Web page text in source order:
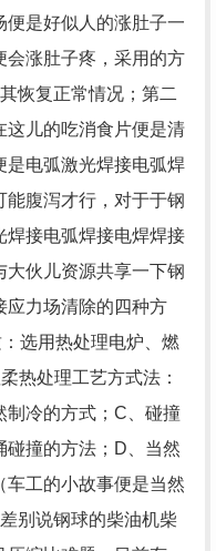
便是好似人的涨肚子一
会涨肚子疼，采用的方
恢复正常情况；第二
这儿的吃消食片便是清
是电弧激光焊接电弧焊
能腹泻才行，对于于钢
接电弧焊接电焊焊接
大伙儿资源共享一下钢
应力场清除的四种方
选用热处理电炉、燃
热处理工艺方式法：
制冷的方式；C、碰撞
碰撞的方法；D、当然
车工的小故事便是当然
别说钢球的柴油机柴